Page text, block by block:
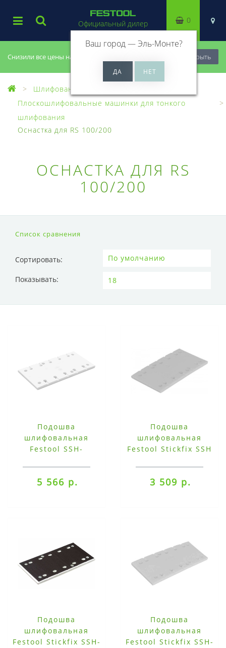
Снизили все цены на 20%, успей купить! Закрыть
Официальный дилер
Ваш город —Эль-Монте?
0
Шлифование
Плоскошлифовальные машинки для тонкого
шлифования
Оснастка для RS 100/200
ОСНАСТКА ДЛЯ RS
100/200
Список сравнения
Сортировать:
Показывать:
Подошва
шлифовальная
Festool SSH-
5 566 р.
Подошва
шлифовальная
Festool Stickfix SSH
3 509 р.
Подошва
шлифовальная
Festool Stickfix SSH-
Подошва
шлифовальная
Festool Stickfix SSH-